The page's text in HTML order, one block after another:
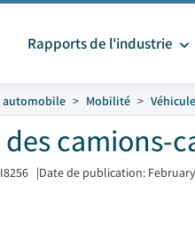
Rapports de l'industrie
automobile Mobilité
camions-
|Date de publication: